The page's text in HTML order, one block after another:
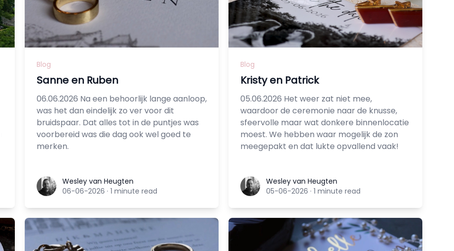
Blog
Sanne en Ruben
06.06.2026 Na een behoorlijk lange aanloop,
was het dan eindelijk zo ver voor dit
bruidspaar. Dat alles tot in de puntjes was
voorbereid was die dag ook wel goed te
merken.
Wesley van Heugten
Wesley van Heugten
06-06-2026 · 1 minute read
Blog
Kristy en Patrick
05.06.2026 Het weer zat niet mee,
waardoor de ceremonie naar de knusse,
sfeervolle maar wat donkere binnenlocatie
moest. We hebben waar mogelijk de zon
meegepakt en dat lukte opvallend vaak!
Wesley van Heugten
Wesley van Heugten
05-06-2026 · 1 minute read